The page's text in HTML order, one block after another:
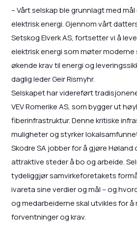
– Vårt selskap ble grunnlagt med
elektrisk energi. Gjennom vårt
Setskog Elverk AS, fortsetter vi å
elektrisk energi som møter
økende krav til energi og
daglig leder Geir Rismyhr.
Selskapet har videreført
VEV Romerike AS, som bygger ut
fiberinfrastruktur. Denne kritiske
muligheter og styrker
Skodre SA jobber for å gjøre Høland
attraktive steder å bo og arbeide.
tydeliggjør samvirkeforetakets
ivareta sine verdier og mål – og
og medarbeiderne skal utvikles for
forventninger og krav.